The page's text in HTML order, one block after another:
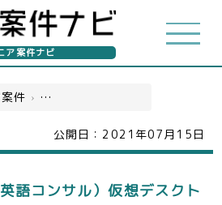
ア案件ナビ
件 › インフラPM・PMO(一覧)
公開日： 2021年07月15日
語コンサル）仮想デスクト